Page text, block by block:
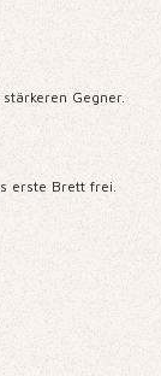
Gegner.
erste Brett frei.